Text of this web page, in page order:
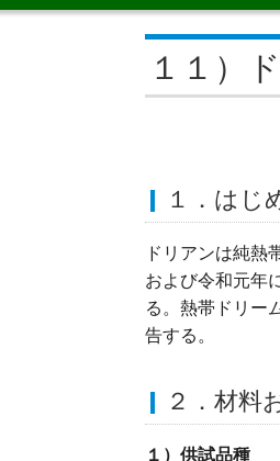
１１）
１．はじ
ドリアンは純熱
および令和元年
る。熱帯ドリー
告する。
２．材料
１）供試品種